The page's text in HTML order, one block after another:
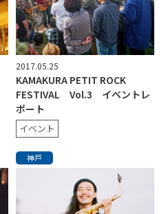
2017.05.25
KAMAKURA PETIT ROCK
FESTIVAL Vol.3 イベントレ
ポート
イベント
神戸